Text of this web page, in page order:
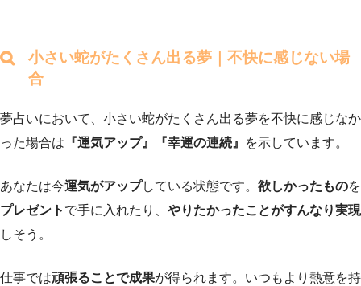
小さい蛇がたくさん出る夢｜不快に感じない場
合
夢占いにおいて、小さい蛇がたくさん出る夢を不快に感じなか
った場合は 『運気アップ』『幸運の連続』 を示しています。
あなたは今運気がアップしている状態です。 欲しかったものを
プレゼント で手に入れたり、 やりたかったことがすんなり実現
しそう。
仕事では頑張ることで成果が得られます。いつもより熱意を持